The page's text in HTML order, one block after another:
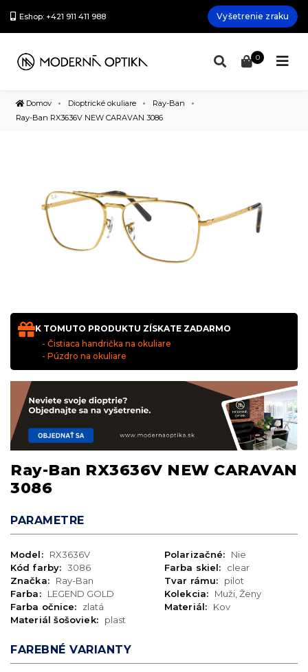
Eshop: +421 911 411 988 Vyšetrenie zraku
0
Domov Dioptrické okuliare
Ray-Ban
Ray-Ban RX3636V NEW CARAVAN 3086
K TOMUTO PRODUKTU ZÍSKATE ZADARMO
- Čistiaca handrička na okuliare
- Púzdro na okuliare
Ray-Ban RX3636V NEW CARAVAN
3086
PARAMETRE
Model:
RX3636V
Kód farby: 3086
Značka:
Ray-Ban
Farba:
LEGEND GOLD
Farba očnice:
zlatá
Materiál šošoviek:
plast
Polarizačné:
Nie
Farba skiel:
clear
Tvar rámu:
pilot
Kolekcia:
Muži, Ženy
Materiál:
Kov
FAREBNÉ VARIANTY